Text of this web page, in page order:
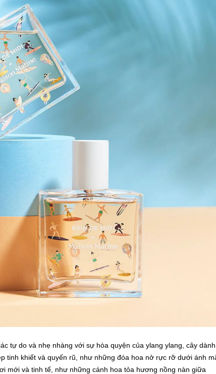
tự do và nhẹ nhàng với sự hòa quyện của ylang ylang, cây dành
tinh khiết và quyến rũ, như những đóa hoa nở rực rỡ dưới ánh
mới và tinh tế, như những cánh hoa tỏa hương nồng nàn giữa